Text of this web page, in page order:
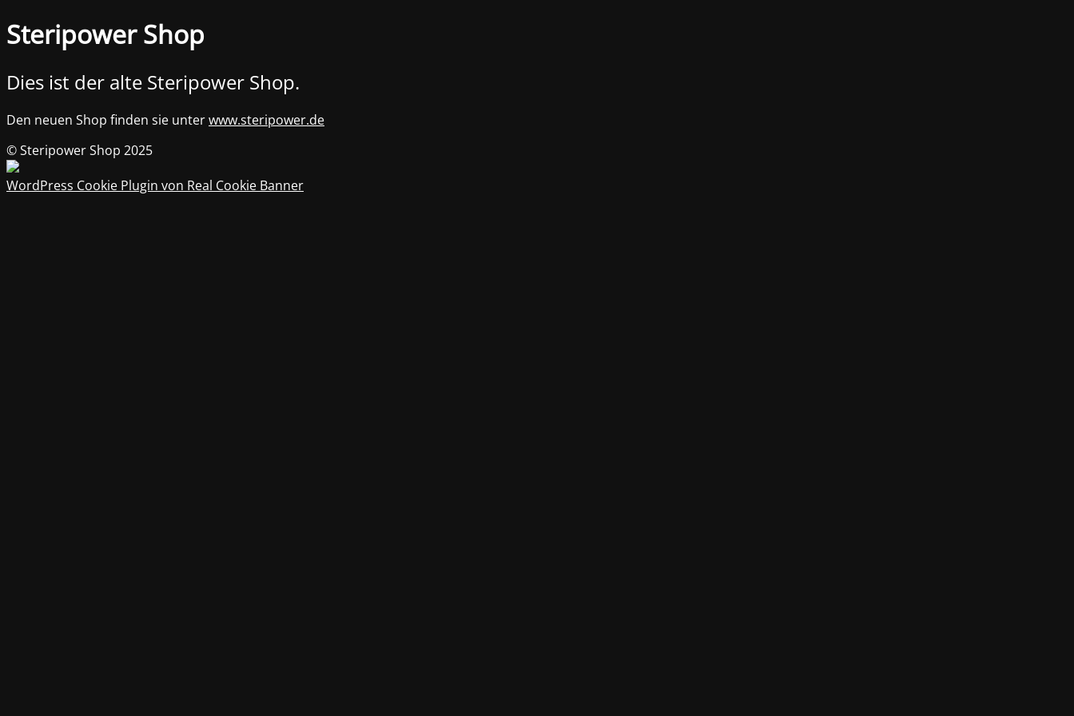
Steripower Shop
Dies ist der alte Steripower Shop.
Den neuen Shop finden sie unterwww.steripower.de
© Steripower Shop 2025
WordPress Cookie Plugin von Real Cookie Banner